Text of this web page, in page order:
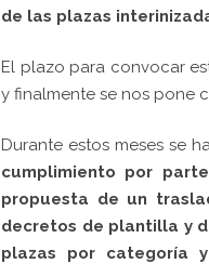
de las plazas
El plazo para convocar
y finalmente se nos pone
Durante estos meses se
cumplimiento por
propuesta de un
decretos de plantilla y
plazas por categoría